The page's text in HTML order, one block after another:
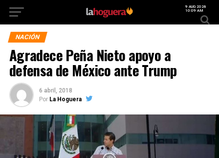
9 AUG 2026
10:09 AM
NACIÓN
Agradece Peña Nieto apoyo a
defensa de México ante Trump
6 abril, 2018
Por La Hoguera